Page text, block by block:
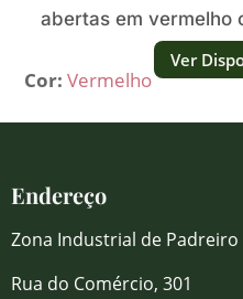
abertas em vermelho
vibrante
Cor: Vermelho
Ver
Endereço
Zona Industrial de Padreiro
Rua do Comércio, 301